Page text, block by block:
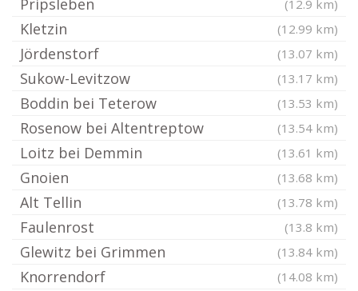
Pripsleben (12.9 km)
Kletzin (12.99 km)
Jördenstorf (13.07 km)
Sukow-Levitzow (13.17 km)
Boddin bei Teterow (13.53 km)
Rosenow bei Altentreptow (13.54 km)
Loitz bei Demmin (13.61 km)
Gnoien (13.68 km)
Alt Tellin (13.78 km)
Faulenrost (13.8 km)
Glewitz bei Grimmen (13.84 km)
Knorrendorf (14.08 km)